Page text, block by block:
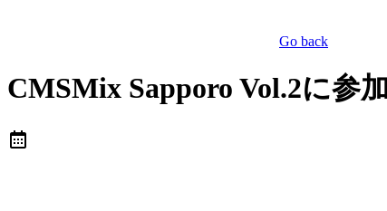
Go back
CMSMix Sapporo Vol.2に参